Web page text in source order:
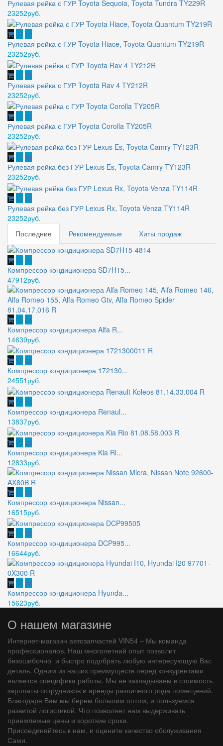
Рулевая рейка с ГУР Toyota Sequoia, Toyota Tundra TY229R
23252руб.
Рулевая рейка с ГУР Toyota Hiace, Toyota Quantum TY219R
23252руб.
Рулевая рейка с ГУР Toyota Rav 4 TY212R
23252руб.
Рулевая рейка с ГУР Toyota Corolla TY205R
23252руб.
Рулевая рейка без ГУР Lexus Es, Toyota Camry TY123R
23252руб.
Рулевая рейка без ГУР Lexus Rx, Toyota Venza TY114R
23252руб.
Последние
Рекомендуемые Хиты продаж
Компрессор кондиционера SD7H15...
47912руб.
Компрессор кондиционера Alfa R...
14639руб.
Компрессор кондиционера 172130...
24551руб.
Компрессор кондиционера Renaul...
13837руб.
Компрессор кондиционера Kia Ri...
12833руб.
Компрессор кондиционера Nissan...
16515руб.
Компрессор кондиционера DCP995...
16644руб.
Компрессор кондиционера Hyunda...
15623руб.
О нашем магазине
Интернет-магазин автозапчастей VIN54 – Мы команда
профессионалов. Наш многолетний опыт позволит
безошибочно и быстро подобрать любую интересующую Вас
деталь. Одним из наших преимуществ перед конкурентами
является специфика работы. Мы не закладываем в стоимость
зарплаты сотрудников и аренды различного рода помещений.
Благодаря Вам мы берем большим оптом, и пользуемся
развитой логистикой. Что позволяет нам выдерживать
приемлемые цены и короткие сроки.
Присоединяйтесь к нам, и оцените качество обслуживания
Сами.